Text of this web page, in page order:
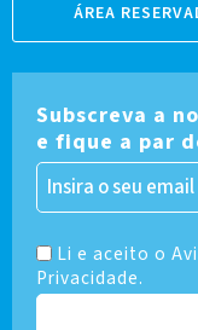
ÁREA
Subscreva a
e fique a par
Li e aceito o
Privacidade.